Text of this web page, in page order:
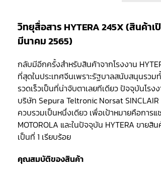
วิทยุสื่อสาร HYTERA 245X (สินค้าเ
มีนาคม 2565)
กลับมีอีกครั้งสำหรับสินค้าจากโรงงาน
ที่สุดในประเทศจีนเพราะรัฐบาลสนับสนุนรว
รวดเร็วเป็นที่น่าจับตาเลยทีเดียว ปัจจุบันโรง
บริษัท Sepura Teltronic Norsat SINCLAIR
ควบรวมเป็นหนึ่งเดียว เพื่อเป้าหมายคือการ
MOTOROLA และในปัจจุบัน HYTERA ขายสิ
เป็นที่ 1 เรียบร้อย
คุณสมบัติของสินค้า